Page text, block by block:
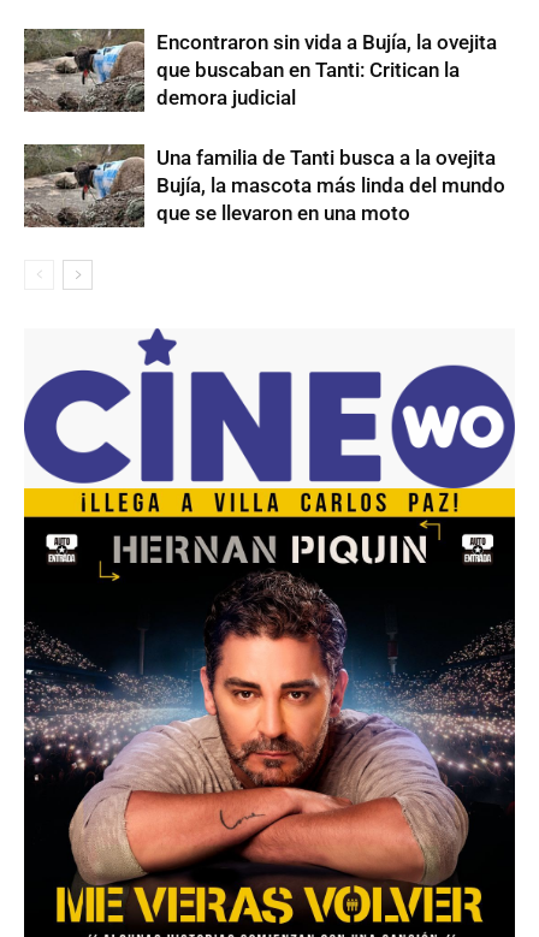
Encontraron sin vida a Bujía, la ovejita
que buscaban en Tanti: Critican la
demora judicial
Una familia de Tanti busca a la ovejita
Bujía, la mascota más linda del mundo
que se llevaron en una moto